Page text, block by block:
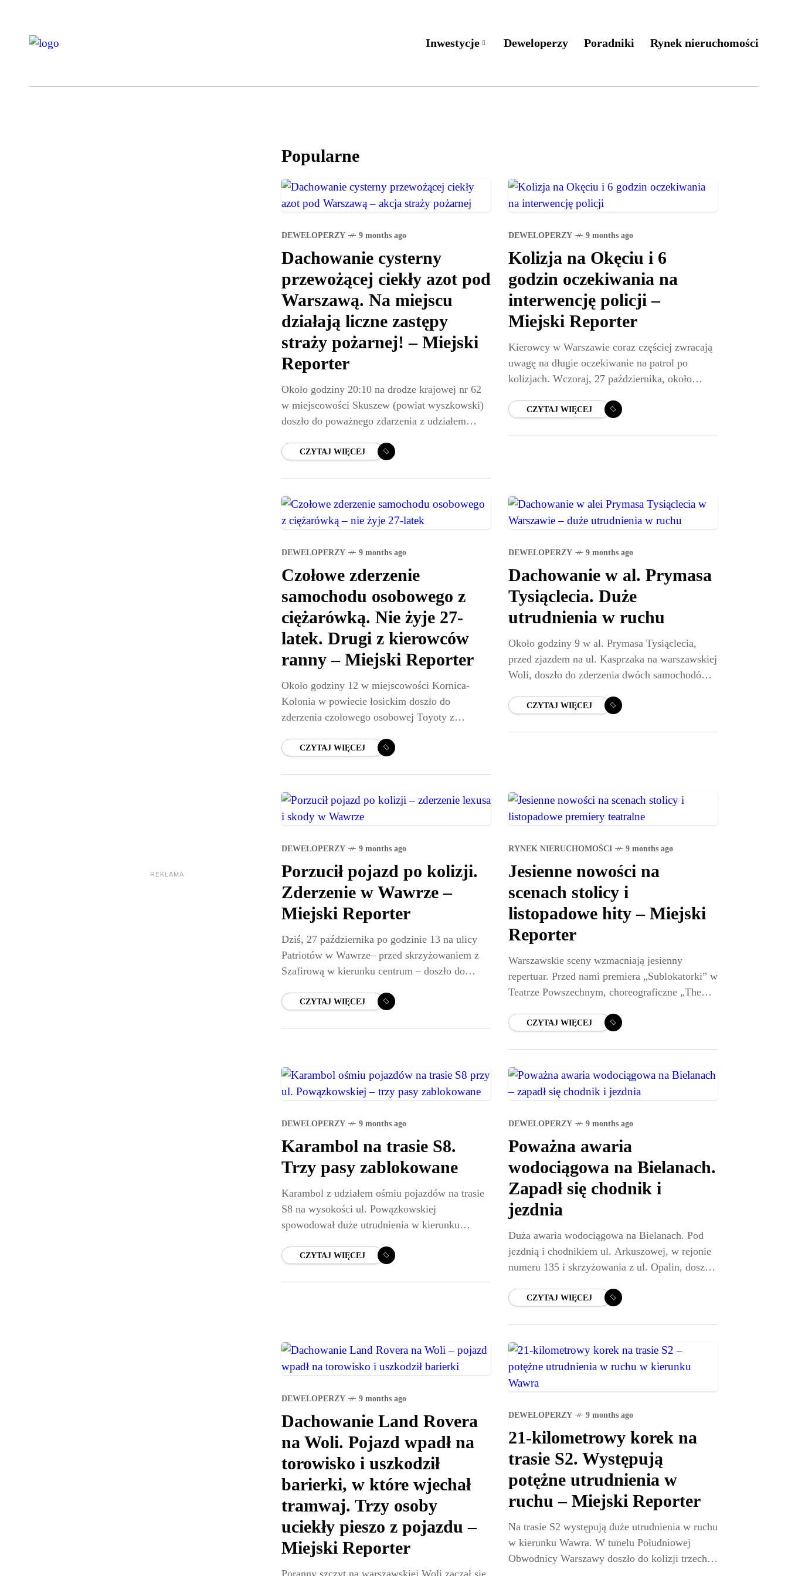
Inwestycje Deweloperzy Poradniki Rynek nieruchomości
Popularne
DEWELOPERZY 9 months ago
Dachowanie cysterny
przewożącej ciekły azot pod
Warszawą. Na miejscu
działają liczne zastępy
straży pożarnej! – Miejski
Reporter
Około godziny 20:10 na drodze krajowej nr 62
w miejscowości Skuszew (powiat wyszkowski)
doszło do poważnego zdarzenia z udziałem
zjechała na łuku drogi do rowu
CZYTAJ WIĘCEJ
DEWELOPERZY 9 months ago
Kolizja na Okęciu i 6
godzin oczekiwania na
interwencję policji –
Miejski Reporter
Kierowcy w Warszawie coraz częściej zwracają
uwagę na długie oczekiwanie na patrol po
kolizjach. Wczoraj, 27 października, około
Obrony Robotników ze Żwirki i Wigury
CZYTAJ WIĘCEJ
DEWELOPERZY 9 months ago
Czołowe zderzenie
samochodu osobowego z
ciężarówką. Nie żyje 27-
latek. Drugi z kierowców
ranny – Miejski Reporter
Około godziny 12 w miejscowości Kornica-
Kolonia w powiecie łosickim doszło do
zderzenia czołowego osobowej Toyoty z
osobowego zginął na miejscu, a 52-letni
CZYTAJ WIĘCEJ
DEWELOPERZY 9 months ago
Dachowanie w al. Prymasa
Tysiąclecia. Duże
utrudnienia w ruchu
Około godziny 9 w al. Prymasa Tysiąclecia,
przed zjazdem na ul. Kasprzaka na warszawskiej
Woli, doszło do zderzenia dwóch samochodów
bok, a przejazd
CZYTAJ WIĘCEJ
DEWELOPERZY 9 months ago
Porzucił pojazd po kolizji.
Zderzenie w Wawrze –
Miejski Reporter
Dziś, 27 października po godzinie 13 na ulicy
Patriotów w Wawrze– przed skrzyżowaniem z
Szafirową w kierunku centrum – doszło do
Nikt nieCZYTAJ WIĘCEJ
RYNEK NIERUCHOMOŚCI 9 months ago
Jesienne nowości na
scenach stolicy i
listopadowe hity – Miejski
Reporter
Warszawskie sceny wzmacniają jesienny
repertuar. Przed nami premiera „Sublokatorki” w
Teatrze Powszechnym, choreograficzne „The
serie grania nowych tytułów – od „Ery
CZYTAJ WIĘCEJ
DEWELOPERZY 9 months ago
Karambol na trasie S8.
Trzy pasy zablokowane
Karambol z udziałem ośmiu pojazdów na trasie
S8 na wysokości ul. Powązkowskiej
spowodował duże utrudnienia w kierunku
do kilku osobnych kolizji, w których
CZYTAJ WIĘCEJ
DEWELOPERZY 9 months ago
Poważna awaria
wodociągowa na Bielanach.
Zapadł się chodnik i
jezdnia
Duża awaria wodociągowa na Bielanach. Pod
jezdnią i chodnikiem ul. Arkuszowej, w rejonie
numeru 135 i skrzyżowania z ul. Opalin, doszło
zapadnięcia fragmentu
CZYTAJ WIĘCEJ
DEWELOPERZY 9 months ago
Dachowanie Land Rovera
na Woli. Pojazd wpadł na
torowisko i uszkodził
barierki, w które wjechał
tramwaj. Trzy osoby
uciekły pieszo z pojazdu –
Miejski Reporter
Poranny szczyt na warszawskiej Woli zaczął się
DEWELOPERZY 9 months ago
21-kilometrowy korek na
trasie S2. Występują
potężne utrudnienia w
ruchu – Miejski Reporter
Na trasie S2 występują duże utrudnienia w ruchu
w kierunku Wawra. W tunelu Południowej
Obwodnicy Warszawy doszło do kolizji trzech
REKLAMA